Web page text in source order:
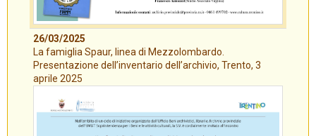
26/03/2025
La famiglia Spaur, linea di Mezzolombardo.
Presentazione dell’inventario dell’archivio, Trento, 3
aprile 2025